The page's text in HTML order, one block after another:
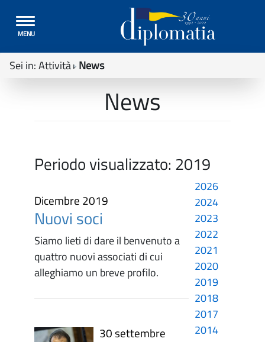
Toggle
navigation
MENU
Sei in:Attività News
News
Periodo visualizzato: 2019
Dicembre 2019
Nuovi soci
Siamo lieti di dare il benvenuto a
quattro nuovi associati di cui
alleghiamo un breve profilo.
30 settembre
2026
2024
2023
2022
2021
2020
2019
2018
2017
2014